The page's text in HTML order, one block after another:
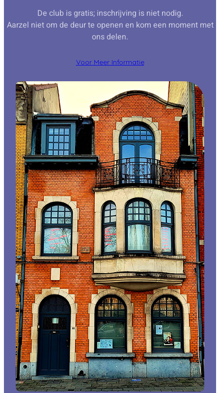
De club is gratis; inschrijving is niet nodig.
Aarzel niet om de deur te openen en kom een moment met
ons delen.
Voor Meer Informatie